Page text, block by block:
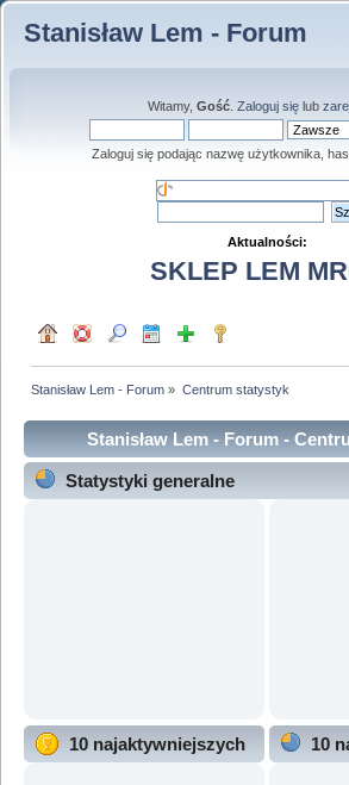
Stanisław Lem - Forum
Witamy, Gość. Zaloguj sięlub
Zaloguj się podając nazwę użytkownika,
Aktualności:
SKLEP LEM
Stanisław Lem - Forum » Centrum statystyk
Stanisław Lem - Forum -
Statystyki generalne
10 najaktywniejszych
10